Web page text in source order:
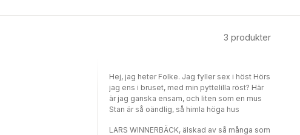
3 produkter
Hej, jag heter Folke. Jag fyller sex i höst Hörs
jag ens i bruset, med min pyttelilla röst? Här
är jag ganska ensam, och liten som en mus
Stan är så oändlig, så himla höga hus
LARS WINNERBÄCK, älskad av så många som